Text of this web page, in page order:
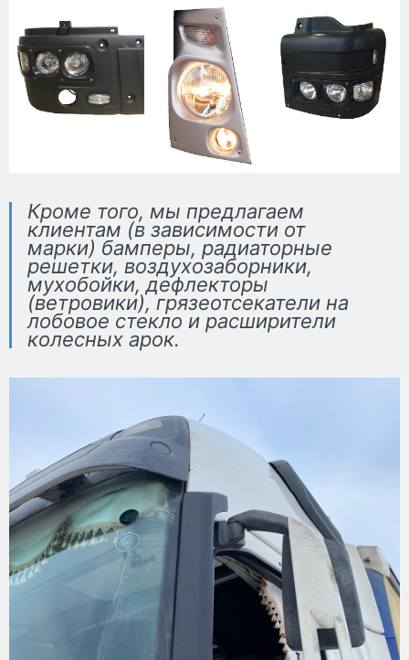
Кроме того, мы предлагаем
клиентам (в зависимости от
марки) бамперы, радиаторные
решетки, воздухозаборники,
мухобойки, дефлекторы
(ветровики), грязеотсекатели на
лобовое стекло и расширители
колесных арок.